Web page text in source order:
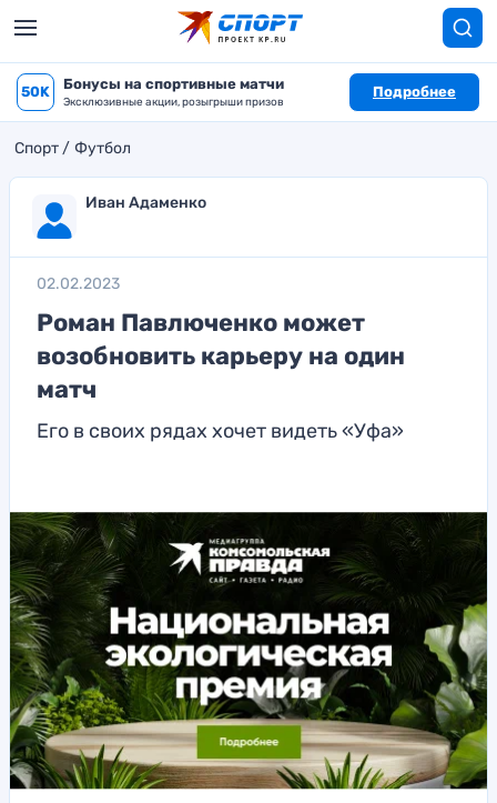
50K Бонусы на спортивные матчи
Эксклюзивные акции, розыгрыши призов
Подробнее
Спорт Футбол
Иван Адаменко
02.02.2023
Роман Павлюченко может
возобновить карьеру на один
матч
Его в своих рядах хочет видеть «Уфа»